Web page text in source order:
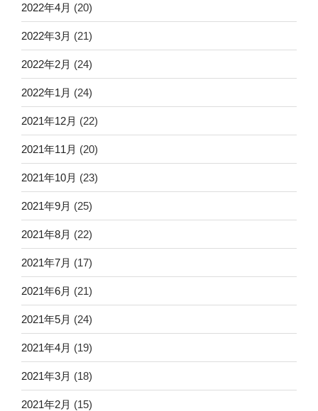
2022年4月 (20)
2022年3月 (21)
2022年2月 (24)
2022年1月 (24)
2021年12月 (22)
2021年11月 (20)
2021年10月 (23)
2021年9月 (25)
2021年8月 (22)
2021年7月 (17)
2021年6月 (21)
2021年5月 (24)
2021年4月 (19)
2021年3月 (18)
2021年2月 (15)